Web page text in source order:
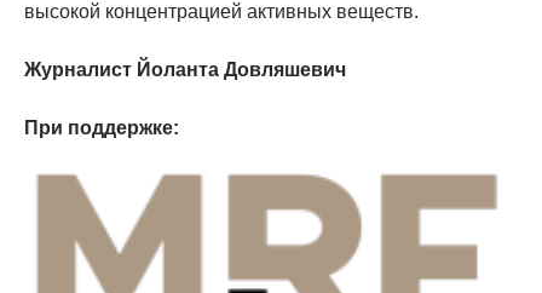
высокой концентрацией активных веществ.
Журналист Йоланта Довляшевич
При поддержке: